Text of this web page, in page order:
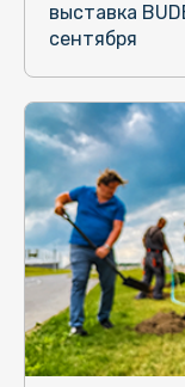
выставка
сентября